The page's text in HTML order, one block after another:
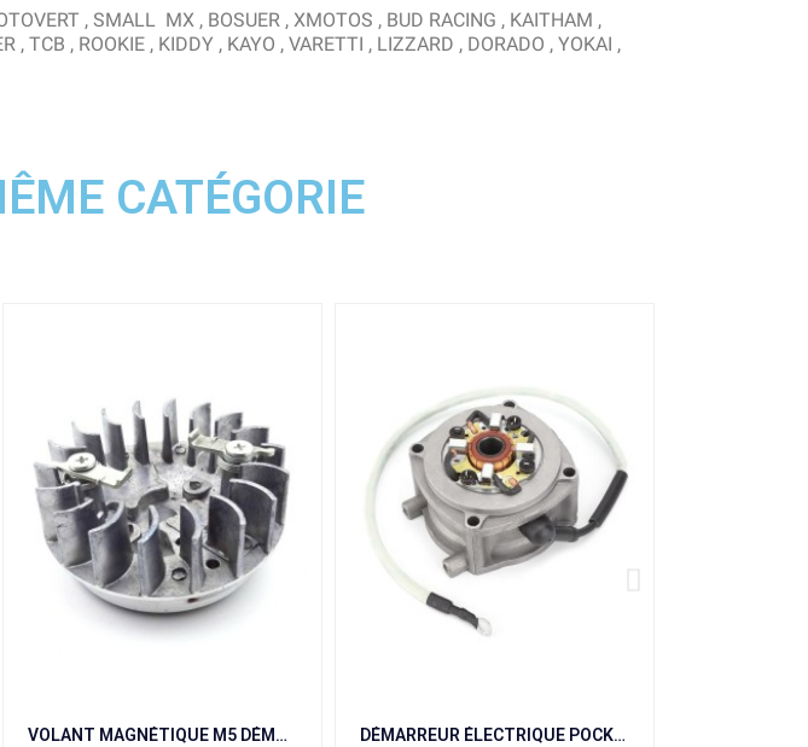
, SMALL MX , BOSUER , XMOTOS , BUD RACING , KAITHAM ,
, TCB , ROOKIE , KIDDY , KAYO , VARETTI , LIZZARD , DORADO , YOKAI ,
CATÉGORIE
VOLANT MAGNÉTIQUE M5 DÉMARRAGE FACILE POCKET BIKE / POCKET QUAD DÉMARREUR ÉLECTRIQUE POCKET QUAD / POCKET BIKE 49CC